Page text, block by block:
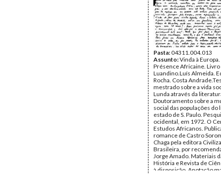
Pasta:04311.004.013
Assunto:Vinda à
Présence Africaine. Livro
Luandino.Luís Almeida.
Rocha. Costa
mestrado sobre a vida
Lunda através da
Doutoramento sobre a
social das populações do
estado de S. Paulo.
ocidental, em 1972. O
Estudos Africanos.
romance de Castro
Chaga pela editora
Brasileira, por
Jorge Amado. Materiais
História e Revista de
à disposição. Anotação